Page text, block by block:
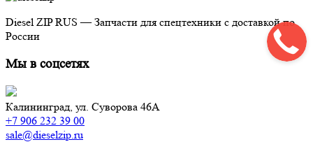
Diesel ZIP RUS — Запчасти для спецтехники с доставкой по
России
Мы в соцсетях
Калининград, ул. Суворова 46А
+7 906 232 39 00
sale@dieselzip.ru